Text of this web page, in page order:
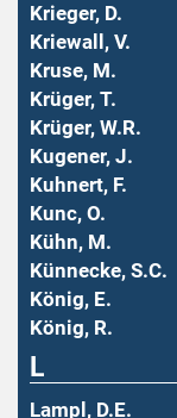
Krieger, D.
Kriewall, V.
Kruse, M.
Krüger, T.
Krüger, W.R.
Kugener, J.
Kuhnert, F.
Kunc, O.
Kühn, M.
Künnecke, S.C.
König, E.
König, R.
L
Lampl, D.E.